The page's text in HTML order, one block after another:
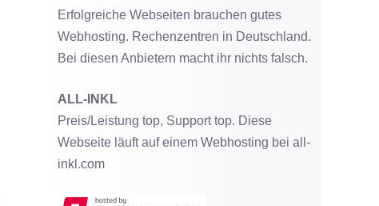
Erfolgreiche Webseiten brauchen gutes
Webhosting. Rechenzentren in Deutschland.
Bei diesen Anbietern macht ihr nichts falsch.
ALL-INKL
Preis/Leistung top, Support top. Diese
Webseite läuft auf einem Webhosting bei all-
inkl.com